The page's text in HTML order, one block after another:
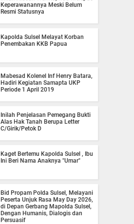
Keperawanannya Meski Belum
Resmi Statusnya
Kapolda Sulsel Melayat Korban
Penembakan KKB Papua
Mabesad Kolenel Inf Henry Batara,
Hadiri Kegiatan Samapta UKP
Periode 1 April 2019
Inilah Penjelasan Pemegang Bukti
Alas Hak Tanah Berupa Letter
C/Girik/Petok D
Kaget Bertemu Kapolda Sulsel , Ibu
Ini Beri Nama Anaknya "Umar"
Bid Propam Polda Sulsel, Melayani
Peserta Unjuk Rasa May Day 2026,
di Depan Gerbang Mapolda Sulsel,
Dengan Humanis, Dialogis dan
Persuasif